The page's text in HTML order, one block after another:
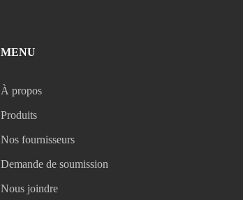
MENU
À propos
Produits
Nos fournisseurs
Demande de soumission
Nous joindre